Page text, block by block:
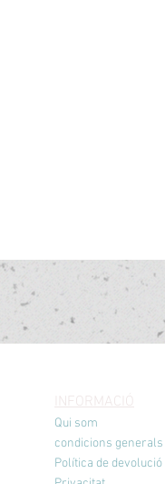
INFORMACIÓ
Qui som
condicions generals
Política de devolució